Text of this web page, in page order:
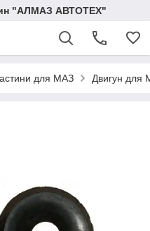
"АЛМАЗ АВТОТЕХ"
для МАЗ Двигун для